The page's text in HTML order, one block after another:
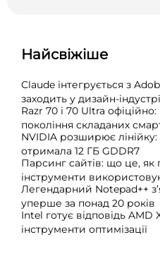
Найсвіжіше
Claude інтегрується з
заходить у дизайн-
Razr 70 і 70 Ultra
покоління складаних
NVIDIA розширює лінійку:
отримала 12 ГБ GDDR7
Парсинг сайтів: що це, як
інструменти
Легендарний Notepad++
уперше за понад 20 років
Intel готує відповідь AMD
інструменти оптимізації